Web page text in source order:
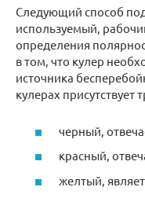
Следующий способ
используемый,
определения
в том, что кулер
источника
кулерах присутствует
черный,
красный,
желтый,